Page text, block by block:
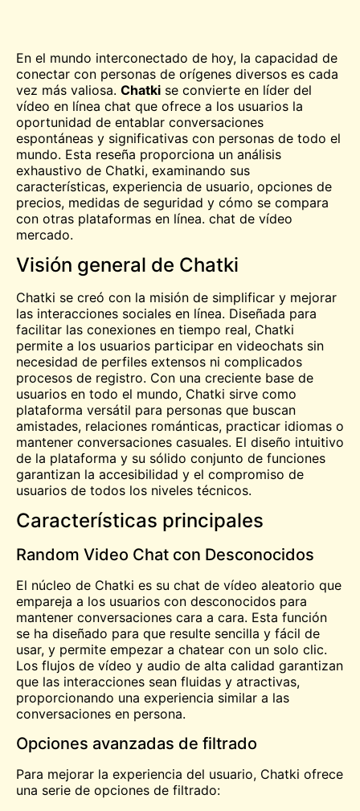
En el mundo interconectado de hoy, la capacidad de
conectar con personas de orígenes diversos es cada
vez más valiosa. Chatki se convierte en líder del
vídeo en línea chat que ofrece a los usuarios la
oportunidad de entablar conversaciones
espontáneas y significativas con personas de todo el
mundo. Esta reseña proporciona un análisis
exhaustivo de Chatki, examinando sus
características, experiencia de usuario, opciones de
precios, medidas de seguridad y cómo se compara
con otras plataformas en línea. chat de vídeo
mercado.
Visión general de Chatki
Chatki se creó con la misión de simplificar y mejorar
las interacciones sociales en línea. Diseñada para
facilitar las conexiones en tiempo real, Chatki
permite a los usuarios participar en videochats sin
necesidad de perfiles extensos ni complicados
procesos de registro. Con una creciente base de
usuarios en todo el mundo, Chatki sirve como
plataforma versátil para personas que buscan
amistades, relaciones románticas, practicar idiomas o
mantener conversaciones casuales. El diseño intuitivo
de la plataforma y su sólido conjunto de funciones
garantizan la accesibilidad y el compromiso de
usuarios de todos los niveles técnicos.
Características principales
Random Video Chat con Desconocidos
El núcleo de Chatki es su chat de vídeo aleatorio que
empareja a los usuarios con desconocidos para
mantener conversaciones cara a cara. Esta función
se ha diseñado para que resulte sencilla y fácil de
usar, y permite empezar a chatear con un solo clic.
Los flujos de vídeo y audio de alta calidad garantizan
que las interacciones sean fluidas y atractivas,
proporcionando una experiencia similar a las
conversaciones en persona.
Opciones avanzadas de filtrado
Para mejorar la experiencia del usuario, Chatki ofrece
una serie de opciones de filtrado: